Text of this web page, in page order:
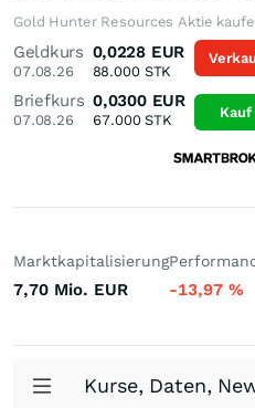
Gold Hunter Resources Aktie
Geldkurs
07.08.26
0,0228 EUR
88.000STK
Briefkurs
07.08.26
0,0300 EUR
67.000STK Kauf
Marktkapitalisierung
7,70 Mio. EUR -13,97 %
Kurse, Daten,